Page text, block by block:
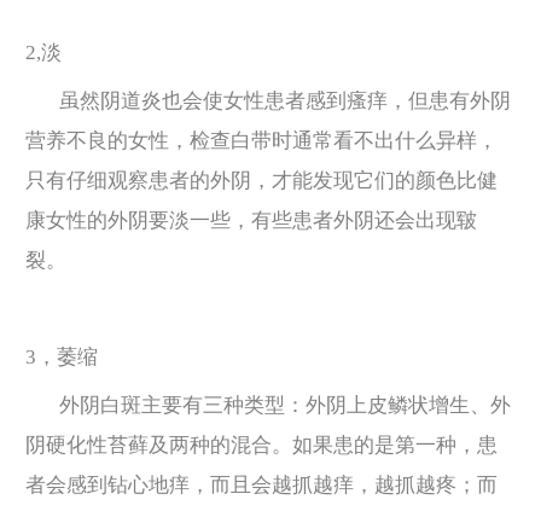
2,淡
虽然阴道炎也会使女性患者感到瘙痒，但患有外阴
营养不良的女性，检查白带时通常看不出什么异样，
只有仔细观察患者的外阴，才能发现它们的颜色比健
康女性的外阴要淡一些，有些患者外阴还会出现皲
裂。
3，萎缩
外阴白斑主要有三种类型：外阴上皮鳞状增生、外
阴硬化性苔藓及两种的混合。如果患的是第一种，患
者会感到钻心地痒，而且会越抓越痒，越抓越疼；而